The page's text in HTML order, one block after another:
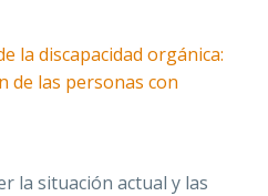
la situación actual y las